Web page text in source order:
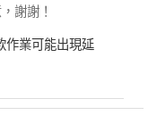
謝謝！
作業可能出現延